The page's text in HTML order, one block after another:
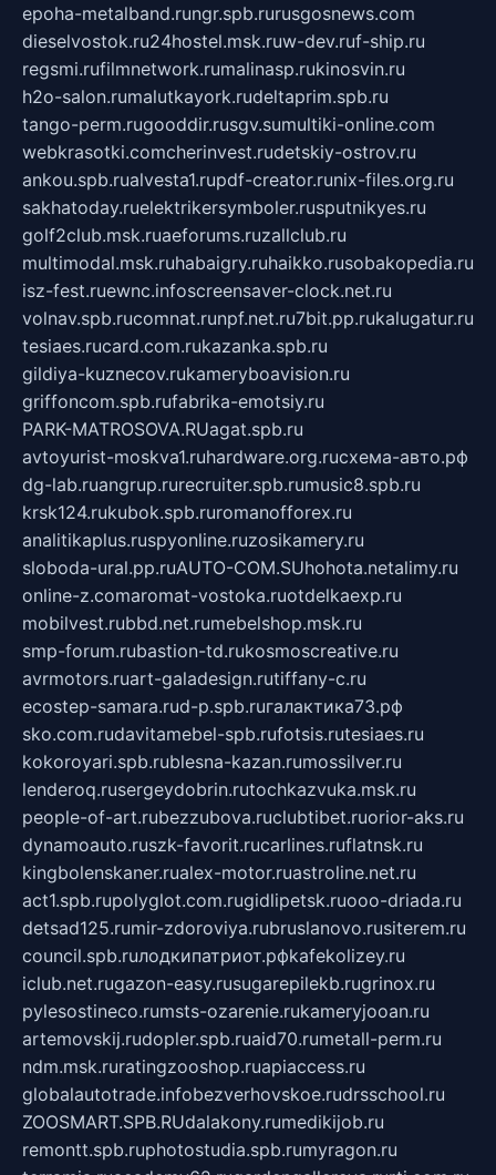
epoha-metalband.rungr.spb.rurusgosnews.com
dieselvostok.ru24hostel.msk.ruw-dev.ruf-ship.ru
regsmi.rufilmnetwork.rumalinasp.rukinosvin.ru
h2o-salon.rumalutkayork.rudeltaprim.spb.ru
tango-perm.rugooddir.rusgv.sumultiki-online.com
webkrasotki.comcherinvest.rudetskiy-ostrov.ru
ankou.spb.rualvesta1.rupdf-creator.runix-files.org.ru
sakhatoday.ruelektrikersymboler.rusputnikyes.ru
golf2club.msk.ruaeforums.ruzallclub.ru
multimodal.msk.ruhabaigry.ruhaikko.rusobakopedia.ru
isz-fest.ruewnc.infoscreensaver-clock.net.ru
volnav.spb.rucomnat.runpf.net.ru7bit.pp.rukalugatur.ru
tesiaes.rucard.com.rukazanka.spb.ru
gildiya-kuznecov.rukameryboavision.ru
griffoncom.spb.rufabrika-emotsiy.ru
PARK-MATROSOVA.RUagat.spb.ru
avtoyurist-moskva1.ruhardware.org.ruсхема-авто.рф
dg-lab.ruangrup.rurecruiter.spb.rumusic8.spb.ru
krsk124.rukubok.spb.ruromanofforex.ru
analitikaplus.ruspyonline.ruzosikamery.ru
sloboda-ural.pp.ruAUTO-COM.SUhohota.netalimy.ru
online-z.comaromat-vostoka.ruotdelkaexp.ru
mobilvest.rubbd.net.rumebelshop.msk.ru
smp-forum.rubastion-td.rukosmoscreative.ru
avrmotors.ruart-galadesign.rutiffany-c.ru
ecostep-samara.rud-p.spb.ruгалактика73.рф
sko.com.rudavitamebel-spb.rufotsis.rutesiaes.ru
kokoroyari.spb.rublesna-kazan.rumossilver.ru
lenderoq.rusergeydobrin.rutochkazvuka.msk.ru
people-of-art.rubezzubova.ruclubtibet.ruorior-aks.ru
dynamoauto.ruszk-favorit.rucarlines.ruflatnsk.ru
kingbolenskaner.rualex-motor.ruastroline.net.ru
act1.spb.rupolyglot.com.rugidlipetsk.ruooo-driada.ru
detsad125.rumir-zdoroviya.rubruslanovo.rusiterem.ru
council.spb.ruлодкипатриот.рфkafekolizey.ru
iclub.net.rugazon-easy.rusugarepilekb.rugrinox.ru
pylesostineco.rumsts-ozarenie.rukameryjooan.ru
artemovskij.rudopler.spb.ruaid70.rumetall-perm.ru
ndm.msk.ruratingzooshop.ruapiaccess.ru
globalautotrade.infobezverhovskoe.rudrsschool.ru
ZOOSMART.SPB.RUdalakony.rumedikijob.ru
remontt.spb.ruphotostudia.spb.rumyragon.ru